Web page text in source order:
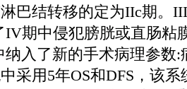
巴结转移的定为IIc期。
IV期中侵犯膀胱或直肠粘
纳入了新的手术病理参数
采用5年OS和DFS，该